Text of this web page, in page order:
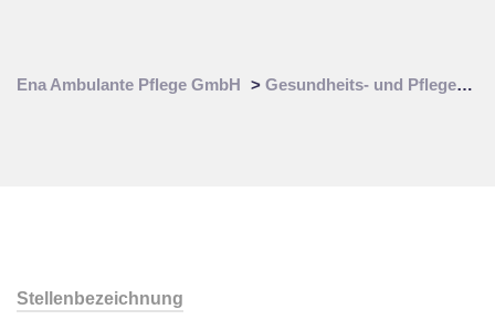
Ena Ambulante Pflege GmbH > Gesundheits- und Pflegeassistent (m/w/d)
Stellenbezeichnung